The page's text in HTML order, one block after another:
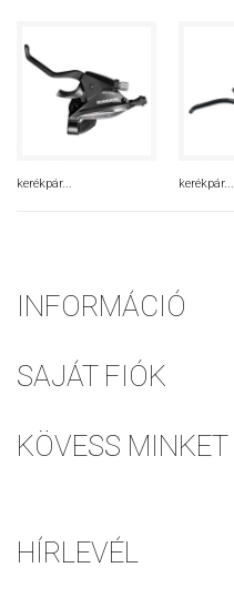
kerékpár... kerékpár...
INFORMÁCIÓ
SAJÁT FIÓK
KÖVESS MINKET
HÍRLEVÉL